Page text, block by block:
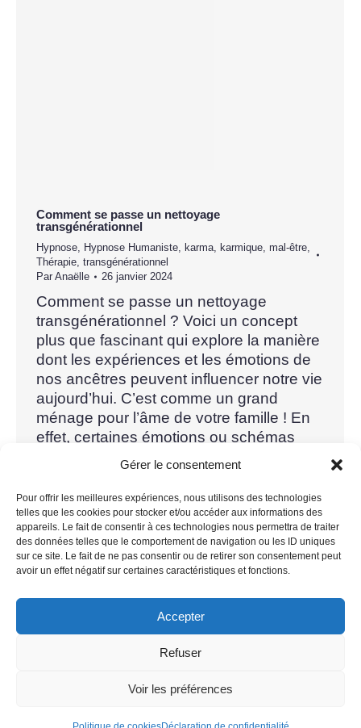
Gérer le consentement
Pour offrir les meilleures expériences, nous utilisons des technologies
telles que les cookies pour stocker et/ou accéder aux informations des
appareils. Le fait de consentir à ces technologies nous permettra de traiter
des données telles que le comportement de navigation ou les ID uniques
sur ce site. Le fait de ne pas consentir ou de retirer son consentement peut
avoir un effet négatif sur certaines caractéristiques et fonctions.
Accepter
Refuser
Voir les préférences
Comment se passe un nettoyage
transgénérationnel
Hypnose Hypnose Humaniste karma karmique mal-être
Thérapie transgénérationnel
Par Anaëlle 26 janvier 2024
Comment se passe un nettoyage
transgénérationnel ? Voici un concept
plus que fascinant qui explore la manière
dont les expériences et les émotions de
nos ancêtres peuvent influencer notre vie
aujourd’hui. C’est comme un grand
ménage pour l’âme de votre famille ! En
effet, certaines émotions ou schémas
familiaux peuvent être transmis de
1 2 3 4 →